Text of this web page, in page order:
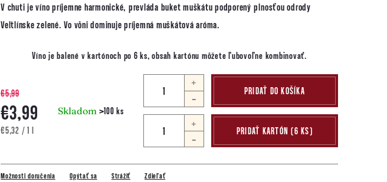
V chuti je víno príjemne harmonické, prevláda buket muškátu podporený plnosťou odrody
Veltlínske zelené. Vo vôni dominuje príjemná muškátová aróma.
Víno je balené v kartónoch po 6 ks, obsah kartónu môžete ľubovoľne kombinovať.
€5,99
€3,99
Jednotková
€5,32 / 1 l
Skladom >100 ks
PRIDAŤ DO KOŠÍKA
+
-
PRIDAŤ KARTÓN (6 KS)
Možnosti doručenia Opýtať sa Strážiť Zdieľať